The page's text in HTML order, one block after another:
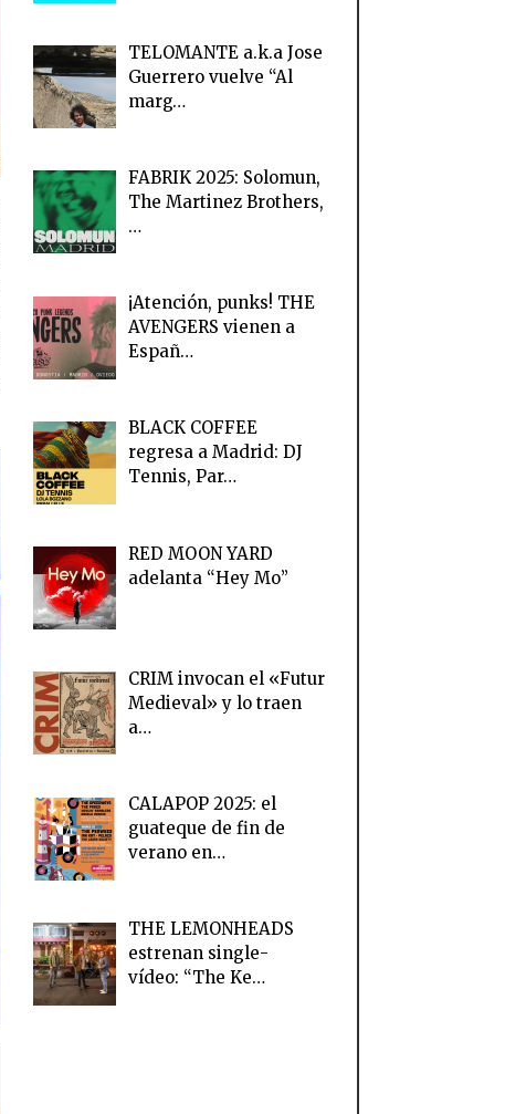
TELOMANTE a.k.a Jose
Guerrero vuelve “Al
marg…
FABRIK 2025: Solomun,
The Martinez Brothers,
…
¡Atención, punks! THE
AVENGERS vienen a
Españ…
BLACK COFFEE
regresa a Madrid: DJ
Tennis, Par…
RED MOON YARD
adelanta “Hey Mo”
CRIM invocan el «Futur
Medieval» y lo traen
a…
CALAPOP 2025: el
guateque de fin de
verano en…
THE LEMONHEADS
estrenan single-
vídeo: “The Ke…